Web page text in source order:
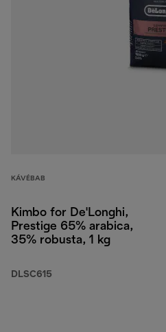
KÁVÉBAB
Kimbo for De'Longhi,
Prestige 65% arabica,
35% robusta, 1 kg
DLSC615